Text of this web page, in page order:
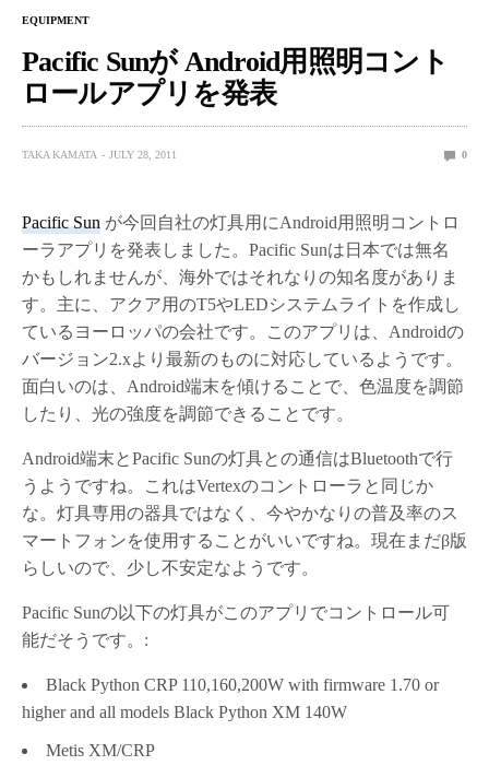
EQUIPMENT
Pacific Sunが Android用照明コント
ロールアプリを発表
TAKA KAMATA JULY 28, 2011 0
Pacific Sun が今回自社の灯具用にAndroid用照明コントロ
ーラアプリを発表しました。Pacific Sunは日本では無名
かもしれませんが、海外ではそれなりの知名度がありま
す。主に、アクア用のT5やLEDシステムライトを作成し
ているヨーロッパの会社です。このアプリは、Androidの
バージョン2.xより最新のものに対応しているようです。
面白いのは、Android端末を傾けることで、色温度を調節
したり、光の強度を調節できることです。
Android端末とPacific Sunの灯具との通信はBluetoothで行
うようですね。これはVertexのコントローラと同じか
な。灯具専用の器具ではなく、今やかなりの普及率のス
マートフォンを使用することがいいですね。現在まだβ版
らしいので、少し不安定なようです。
Pacific Sunの以下の灯具がこのアプリでコントロール可
能だそうです。:
Black Python CRP 110,160,200W with firmware 1.70 or
higher and all models Black Python XM 140W
Metis XM/CRP